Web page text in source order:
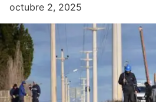
octubre 2, 2025